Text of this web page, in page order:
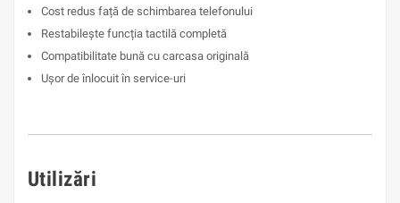
Cost redus față de schimbarea telefonului
Restabilește funcția tactilă completă
Compatibilitate bună cu carcasa originală
Ușor de înlocuit în service-uri
Utilizări